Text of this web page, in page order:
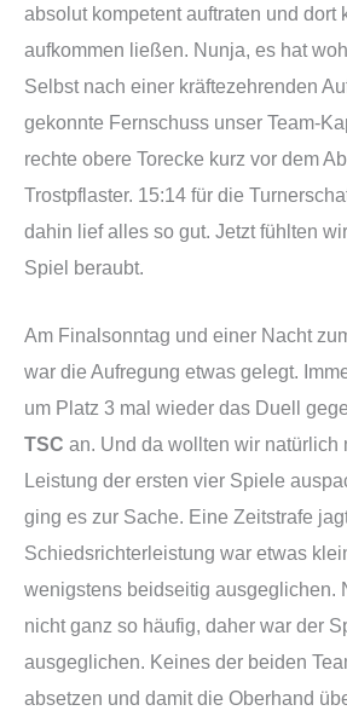
absolut kompetent auftraten und dort
aufkommen ließen. Nunja, es hat
Selbst nach einer kräftezehrenden
gekonnte Fernschuss unser Team-
rechte obere Torecke kurz vor dem
Trostpflaster. 15:14 für die
dahin lief alles so gut. Jetzt fühlten
Spiel beraubt.
Am Finalsonntag und einer Nacht
war die Aufregung etwas gelegt.
um Platz 3 mal wieder das Duell
TSC an. Und da wollten wir natürlich
Leistung der ersten vier Spiele
ging es zur Sache. Eine Zeitstrafe
Schiedsrichterleistung war etwas
wenigstens beidseitig ausgeglichen.
nicht ganz so häufig, daher war der
ausgeglichen. Keines der beiden
absetzen und damit die Oberhand